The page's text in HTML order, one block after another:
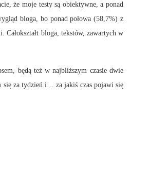
że moje testy są obiektywne, a ponad
bloga, bo ponad połowa (58,7%) z
bloga, tekstów, zawartych w
będą też w najbliższym czasie dwie
się za tydzień i… za jakiś czas pojawi się